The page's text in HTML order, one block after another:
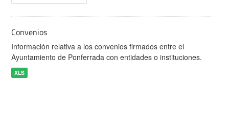
Convenios
Información relativa a los convenios firmados entre el
Ayuntamiento de Ponferrada con entidades o instituciones.
XLS